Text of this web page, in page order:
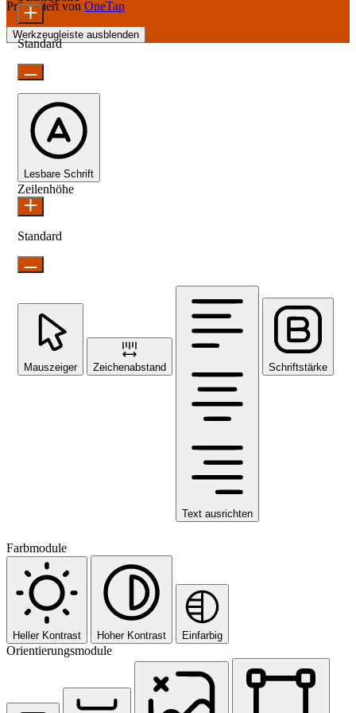
Präsentiert von OneTap
Werkzeugleiste ausblenden
Standard
Lesbare Schrift
Zeilenhöhe
Standard
Mauszeiger Zeichenabstand
Text ausrichten
Schriftstärke
Farbmodule
Heller Kontrast Hoher Kontrast Einfarbig
Orientierungsmodule